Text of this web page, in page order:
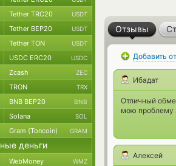
Отзывы
Добавить
Ибадат
Отличный
мою проблему
Алексей
Tether TRC20 USDT
Tether BEP20 USDT
Tether TON USDT
USDC ERC20 USDC
Zcash ZEC
TRON TRX
BNB BEP20 BNB
Solana SOL
Gram (Toncoin) GRAM
деньги
WebMoney WMZ